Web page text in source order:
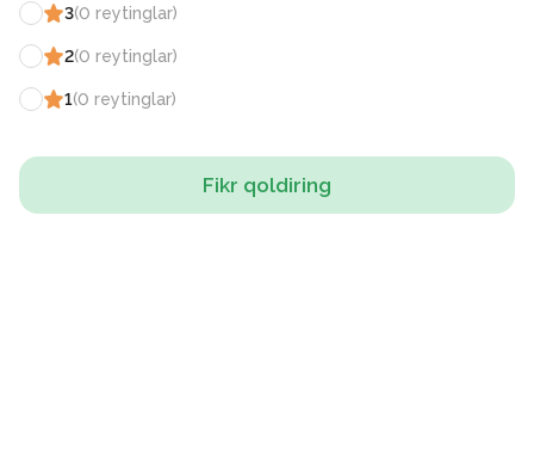
3(0 reytinglar)
2(0 reytinglar)
1(0 reytinglar)
Fikr qoldiring